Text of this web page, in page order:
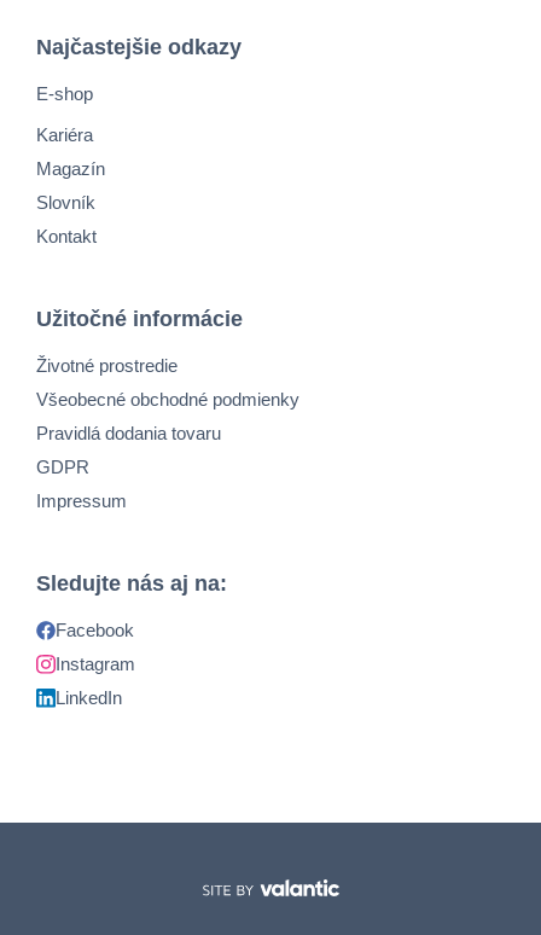
Najčastejšie odkazy
E-shop
Kariéra
Magazín
Slovník
Kontakt
Užitočné informácie
Životné prostredie
Všeobecné obchodné podmienky
Pravidlá dodania tovaru
GDPR
Impressum
Sledujte nás aj na:
Facebook
Instagram
LinkedIn